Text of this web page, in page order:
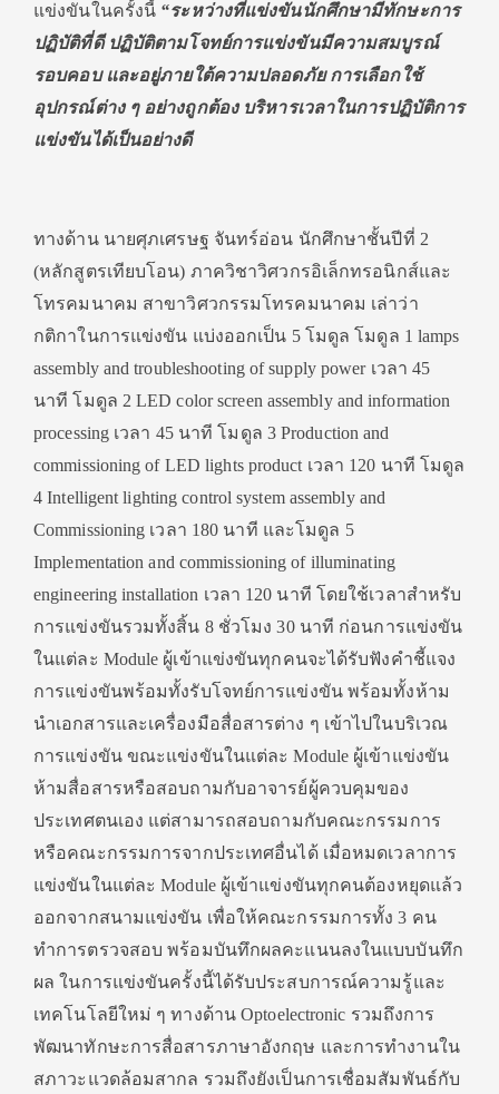
แข่งขันในครั้งนี้ “ระหว่างที่แข่งขันนักศึกษามีทักษะการ
ปฏิบัติที่ดี ปฏิบัติตามโจทย์การแข่งขันมีความสมบูรณ์
รอบคอบ และอยู่ภายใต้ความปลอดภัย การเลือกใช้
อุปกรณ์ต่าง ๆ อย่างถูกต้อง บริหารเวลาในการปฏิบัติการ
แข่งขันได้เป็นอย่างดี
ทางด้าน นายศุภเศรษฐ จันทร์อ่อน นักศึกษาชั้นปีที่ 2
(หลักสูตรเทียบโอน) ภาควิชาวิศวกรอิเล็กทรอนิกส์และ
โทรคมนาคม สาขาวิศวกรรมโทรคมนาคม เล่าว่า
กติกาในการแข่งขัน แบ่งออกเป็น 5 โมดูล โมดูล 1 lamps
assembly and troubleshooting of supply power เวลา 45
นาที โมดูล 2 LED color screen assembly and information
processing เวลา 45 นาที โมดูล 3 Production and
commissioning of LED lights product เวลา 120 นาที โมดูล
4 Intelligent lighting control system assembly and
Commissioning เวลา 180 นาที และโมดูล 5
Implementation and commissioning of illuminating
engineering installation เวลา 120 นาที โดยใช้เวลาสำหรับ
การแข่งขันรวมทั้งสิ้น 8 ชั่วโมง 30 นาที ก่อนการแข่งขัน
ในแต่ละ Module ผู้เข้าแข่งขันทุกคนจะได้รับฟังคำชี้แจง
การแข่งขันพร้อมทั้งรับโจทย์การแข่งขัน พร้อมทั้งห้าม
นำเอกสารและเครื่องมือสื่อสารต่าง ๆ เข้าไปในบริเวณ
การแข่งขัน ขณะแข่งขันในแต่ละ Module ผู้เข้าแข่งขัน
ห้ามสื่อสารหรือสอบถามกับอาจารย์ผู้ควบคุมของ
ประเทศตนเอง แต่สามารถสอบถามกับคณะกรรมการ
หรือคณะกรรมการจากประเทศอื่นได้ เมื่อหมดเวลาการ
แข่งขันในแต่ละ Module ผู้เข้าแข่งขันทุกคนต้องหยุดแล้ว
ออกจากสนามแข่งขัน เพื่อให้คณะกรรมการทั้ง 3 คน
ทำการตรวจสอบ พร้อมบันทึกผลคะแนนลงในแบบบันทึก
ผล ในการแข่งขันครั้งนี้ได้รับประสบการณ์ความรู้และ
เทคโนโลยีใหม่ ๆ ทางด้าน Optoelectronic รวมถึงการ
พัฒนาทักษะการสื่อสารภาษาอังกฤษ และการทำงานใน
สภาวะแวดล้อมสากล รวมถึงยังเป็นการเชื่อมสัมพันธ์กับ